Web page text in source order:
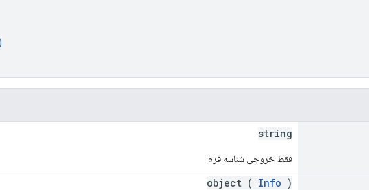
string
فقط خروجی شناسه فرم
object ( Info )